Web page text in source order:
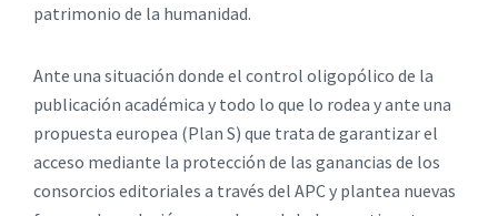
patrimonio de la humanidad.
Ante una situación donde el control oligopólico de la
publicación académica y todo lo que lo rodea y ante una
propuesta europea (Plan S) que trata de garantizar el
acceso mediante la protección de las ganancias de los
consorcios editoriales a través del APC y plantea nuevas